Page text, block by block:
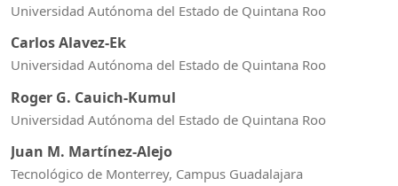
Universidad Autónoma del Estado de Quintana Roo
Carlos Alavez-Ek
Universidad Autónoma del Estado de Quintana Roo
Roger G. Cauich-Kumul
Universidad Autónoma del Estado de Quintana Roo
Juan M. Martínez-Alejo
Tecnológico de Monterrey, Campus Guadalajara